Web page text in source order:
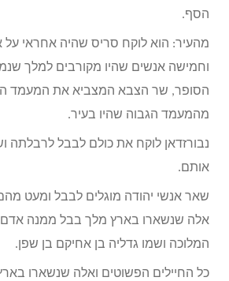
הסף.
מהעיר: הוא לוקח סריס שהיה אחראי
וחמישה אנשים שהיו מקורבים למלך
הסופר, שר הצבא המצביא את המעמד
מהמעמד הגבוה שהיו בעיר.
נבורזדאן לוקח את כולם לבבל לרבלתה
אותם.
שאר אנשי יהודה מוגלים לבבל ומעט
אלה שנשארו בארץ מלך בבל ממנה אדם
המלוכה ושמו גדליה בן אחיקם בן שפן.
כל החיילים הפשוטים ואלה שנשארו